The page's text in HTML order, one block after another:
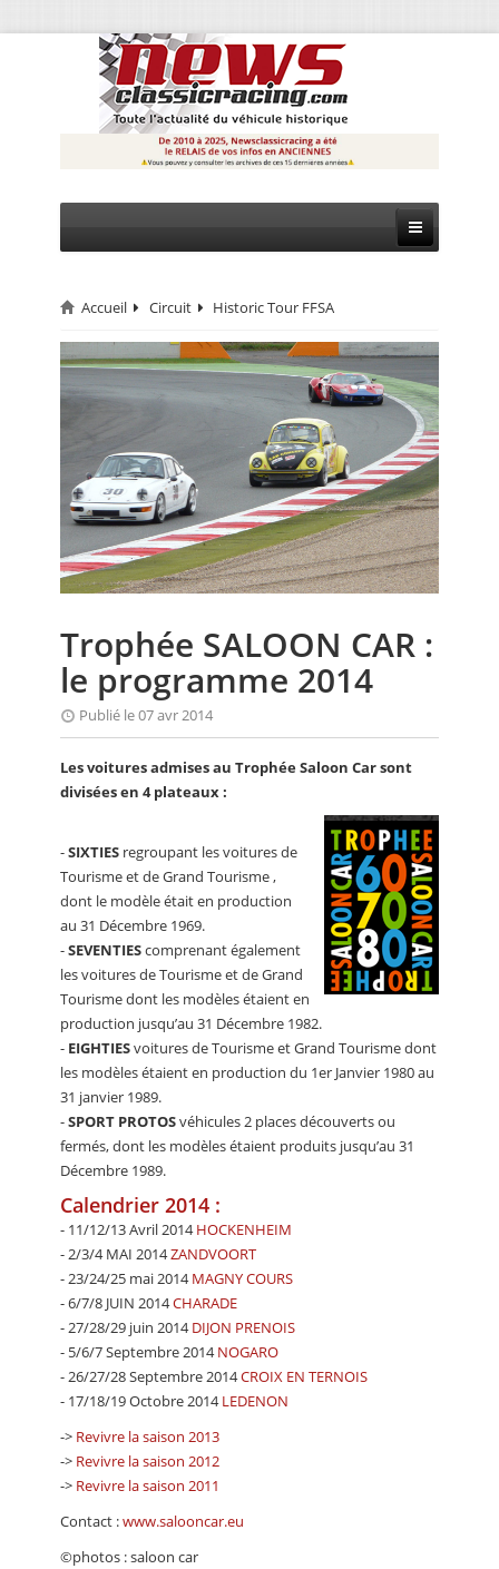
CIRCUIT
RALLYE
EVÈNEMENTS
CALENDRIER
FOCUS
ANNUAIRES
PETITES ANNONCES
Accueil Circuit Historic Tour FFSA
Trophée SALOON CAR :
le programme 2014
Publié le 07 avr 2014
Les voitures admises au Trophée Saloon Car sont
divisées en 4 plateaux :
-SIXTIES regroupant les voitures de
Tourisme et de Grand Tourisme ,
dont le modèle était en production
au 31 Décembre 1969.
-SEVENTIEScomprenant également
les voitures de Tourisme et de Grand
Tourisme dont les modèles étaient en
production jusqu’au 31 Décembre 1982.
- EIGHTIESvoitures de Tourisme et Grand Tourisme dont
les modèles étaient en production du 1er Janvier 1980 au
31 janvier 1989.
-SPORT PROTOSvéhicules 2 places découverts ou
fermés, dont les modèles étaient produits jusqu’au 31
Décembre 1989.
Calendrier 2014 :
- 11/12/13 Avril 2014HOCKENHEIM
- 2/3/4 MAI 2014ZANDVOORT
- 23/24/25 mai 2014MAGNY COURS
- 6/7/8 JUIN 2014CHARADE
- 27/28/29 juin 2014DIJON PRENOIS
- 5/6/7 Septembre 2014NOGARO
- 26/27/28 Septembre 2014CROIX EN TERNOIS
- 17/18/19 Octobre 2014LEDENON
-> Revivre la saison 2013
-> Revivre la saison 2012
-> Revivre la saison 2011
Contact :www.salooncar.eu
©photos : saloon car